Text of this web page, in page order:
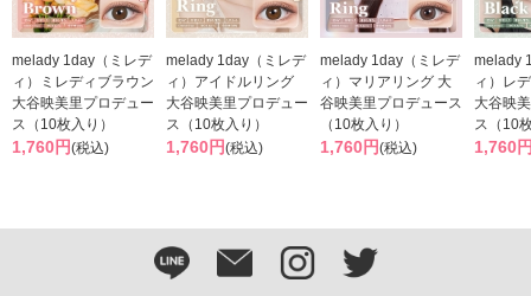
melady 1day（ミレデ
ィ）ミレディブラウン
大谷映美里プロデュー
ス（10枚入り）
1,760円(税込)
melady 1day（ミレデ
ィ）アイドルリング
大谷映美里プロデュー
ス（10枚入り）
1,760円(税込)
melady 1day（ミレデ
ィ）マリアリング 大
谷映美里プロデュース
（10枚入り）
1,760円(税込)
melady
ィ）レ
大谷映
ス（10
1,760